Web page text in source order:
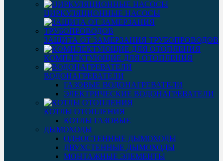
ЦИРКУЛЯЦИОННЫЕ НАСОСЫ
ЗАЩИТА ОТ ЗАМЕРЗАНИЯ ТРУБОПРОВОДОВ
КОМПЛЕКТУЮЩИЕ ДЛЯ ОТОПЛЕНИЯ
ВОДОНАГРЕВАТЕЛИ
ГАЗОВЫЕ ВОДОНАГРЕВАТЕЛИ
ЭЛЕКТРИЧЕСКИЕ ВОДОНАГРЕВАТЕЛИ
КОТЛЫ ОТОПЛЕНИЯ
КОТЛЫ ГАЗОВЫЕ
ДЫМОХОДЫ
ОДНОСТЕННЫЕ ДЫМОХОДЫ
ДВУХСТЕННЫЕ ДЫМОХОДЫ
МОНТАЖНЫЕ ЭЛЕМЕНТЫ